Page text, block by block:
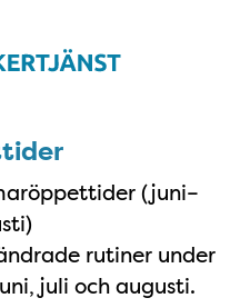
(juni–
rutiner under
juli och augusti.